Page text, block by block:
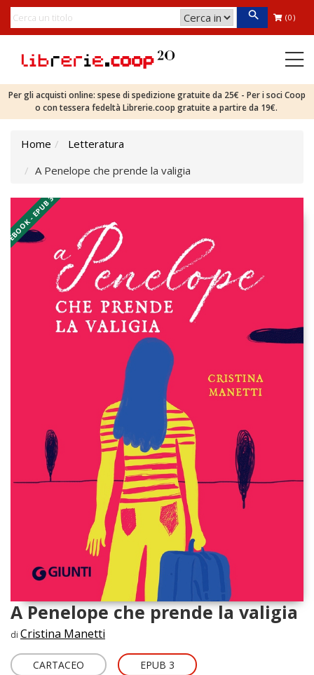
(0)
Per gli acquisti online: spese di spedizione gratuite da 25€ - Per i soci Coop
o con tessera fedeltà Librerie.coop gratuite a partire da 19€.
Home
Letteratura
A Penelope che prende la valigia
EBOOK - EPUB 3
A Penelope che prende la valigia
di Cristina Manetti
CARTACEO EPUB 3